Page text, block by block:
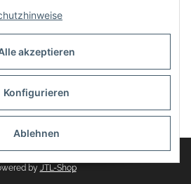
USt., zzgl.Versand
by JTL-Shop
akzeptieren
Konfigurieren
Ablehnen